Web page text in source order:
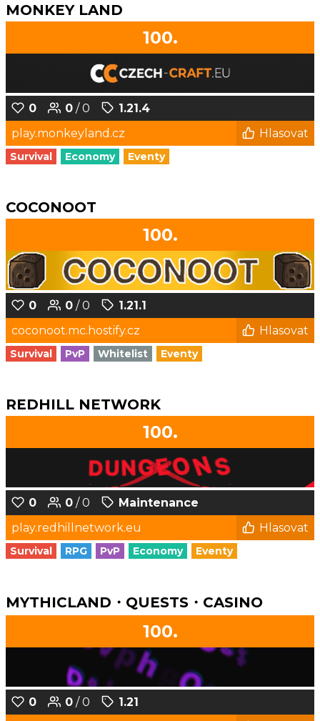
MONKEY LAND
100.
0 0 / 0
1.21.4
play.monkeyland.cz
Hlasovat
Survival Economy Eventy
COCONOOT
100.
0 0 / 0
1.21.1
coconoot.mc.hostify.cz
Hlasovat
Survival PvP Whitelist Eventy
REDHILL NETWORK
100.
0 0 / 0
Maintenance
play.redhillnetwork.eu
Hlasovat
Survival RPG PvP Economy Eventy
MYTHICLAND・QUESTS・CASINO
100.
0 0 / 0
1.21